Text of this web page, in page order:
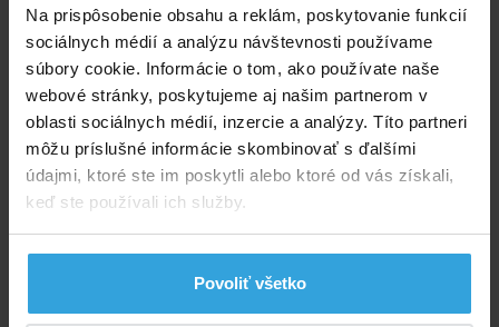
Na prispôsobenie obsahu a reklám, poskytovanie funkcií
sociálnych médií a analýzu návštevnosti používame
súbory cookie. Informácie o tom, ako používate naše
webové stránky, poskytujeme aj našim partnerom v
oblasti sociálnych médií, inzercie a analýzy. Títo partneri
môžu príslušné informácie skombinovať s ďalšími
údajmi, ktoré ste im poskytli alebo ktoré od vás získali,
keď ste používali ich služby.
Povoliť všetko
Odoslať otázku
Poradíme vám!